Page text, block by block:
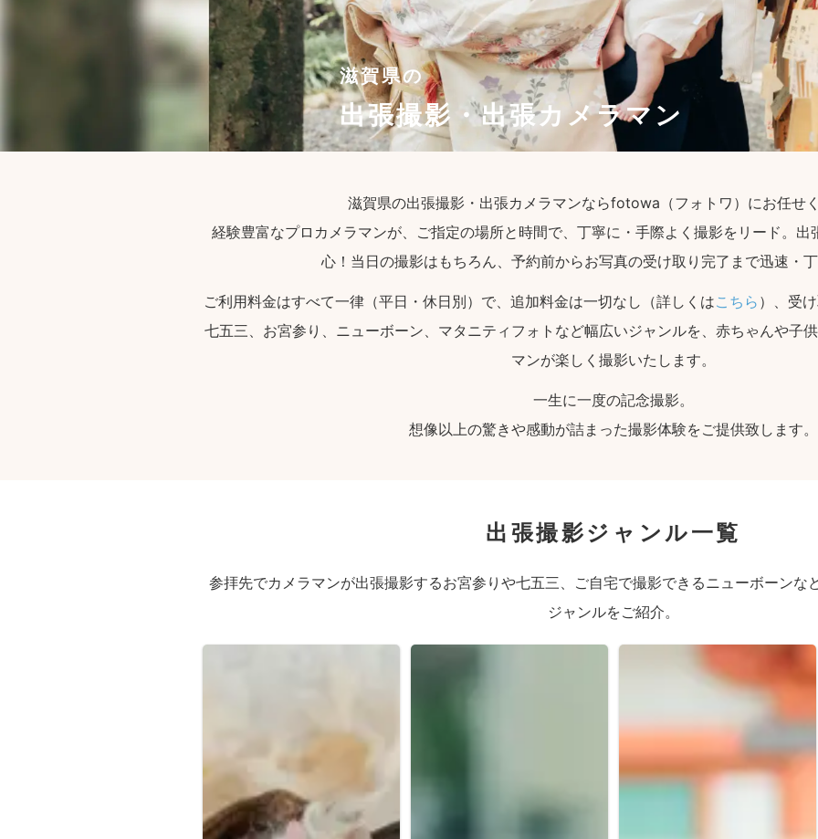
滋賀県の
出張撮影・出張カメラマン
滋賀県の出張撮影・出張カメラマンならfotowa（フォトワ）にお任せ
経験豊富なプロカメラマンが、ご指定の場所と時間で、丁寧に・手際よく撮影をリード。
心！当日の撮影はもちろん、予約前からお写真の受け取り完了まで迅速・
ご利用料金はすべて一律（平日・休日別）で、追加料金は一切なし（詳しくはこちら ）、受
七五三、お宮参り、ニューボーン、マタニティフォトなど幅広いジャンルを、赤ちゃんや子
マンが楽しく撮影いたします。
一生に一度の記念撮影。
想像以上の驚きや感動が詰まった撮影体験をご提供致します。
出張撮影ジャンル一覧
参拝先でカメラマンが出張撮影するお宮参りや七五三、ご自宅で撮影できるニューボーン
ジャンルをご紹介。